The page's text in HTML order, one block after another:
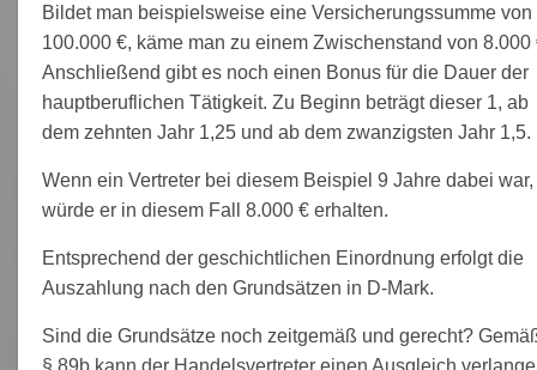
Bildet man beispielsweise eine Versicherungssumme von
100.000 €, käme man zu einem Zwischenstand von 8.000
Anschließend gibt es noch einen Bonus für die Dauer der
hauptberuflichen Tätigkeit. Zu Beginn beträgt dieser 1, ab
dem zehnten Jahr 1,25 und ab dem zwanzigsten Jahr 1,5.
Wenn ein Vertreter bei diesem Beispiel 9 Jahre dabei war,
würde er in diesem Fall 8.000 € erhalten.
Entsprechend der geschichtlichen Einordnung erfolgt die
Auszahlung nach den Grundsätzen in D-Mark.
Sind die Grundsätze noch zeitgemäß und gerecht?
§ 89b kann der Handelsvertreter einen Ausgleich